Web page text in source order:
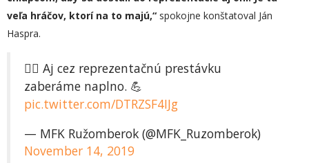
veľa hráčov, ktorí na to majú,“ spokojne konštatoval Ján
Haspra.
🚴‍♂️ Aj cez reprezentačnú prestávku
zaberáme naplno. 💪
pic.twitter.com/DTRZSF4IJg
— MFK Ružomberok (@MFK_Ruzomberok)
November 14, 2019